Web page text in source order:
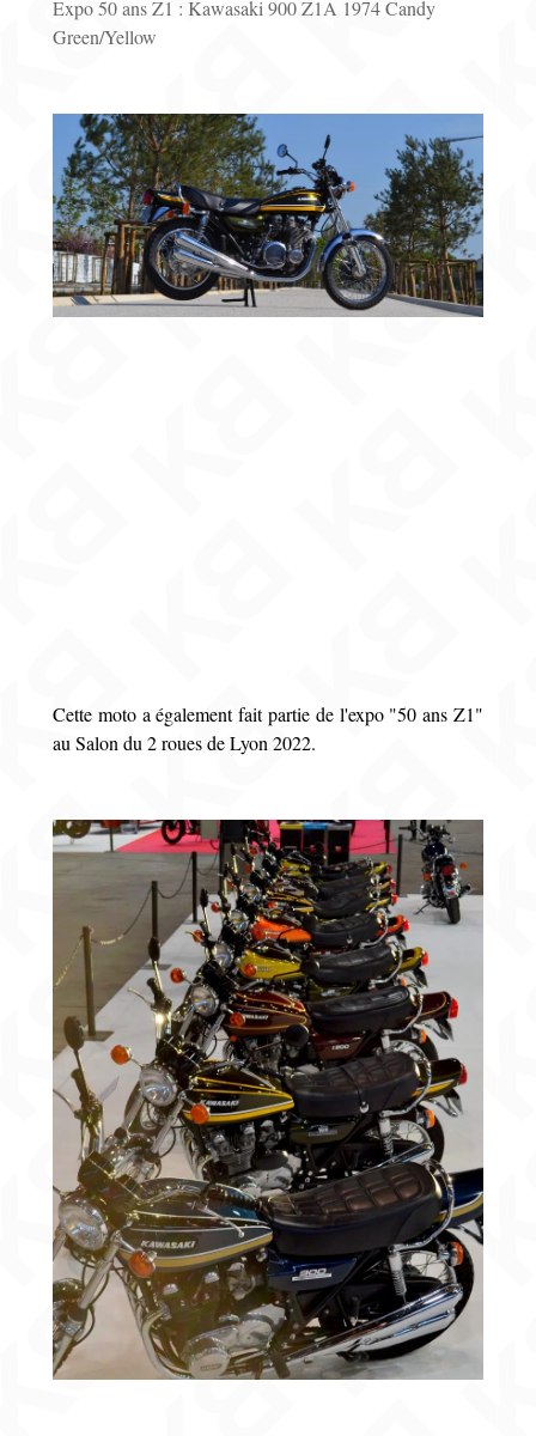
Expo 50 ans Z1 : Kawasaki 900 Z1A 1974 Candy
Green/Yellow
Cette moto a également fait partie de l'expo "50 ans Z1"
au Salon du 2 roues de Lyon 2022.